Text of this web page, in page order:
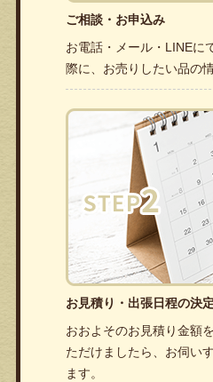
ご相談・お申込み
お電話・メール・LINEに
際に、お売りしたい品の
お見積り・出張日程の決定
おおよそのお見積り金額
ただけましたら、お伺い
ます。